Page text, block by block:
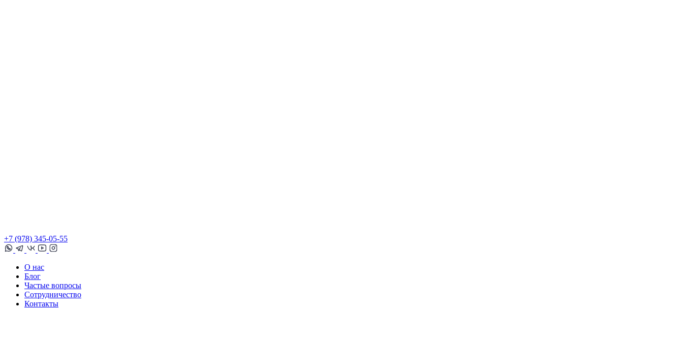
+7 (978) 345-05-55
О нас
Блог
Частые вопросы
Сотрудничество
Контакты